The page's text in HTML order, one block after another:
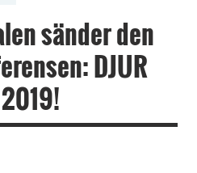
sänder den
DJUR